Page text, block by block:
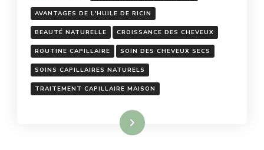
AVANTAGES DE L'HUILE DE RICIN
BEAUTÉ NATURELLE CROISSANCE DES CHEVEUX
ROUTINE CAPILLAIRE SOIN DES CHEVEUX SECS
SOINS CAPILLAIRES NATURELS
TRAITEMENT CAPILLAIRE MAISON
Lire la suite